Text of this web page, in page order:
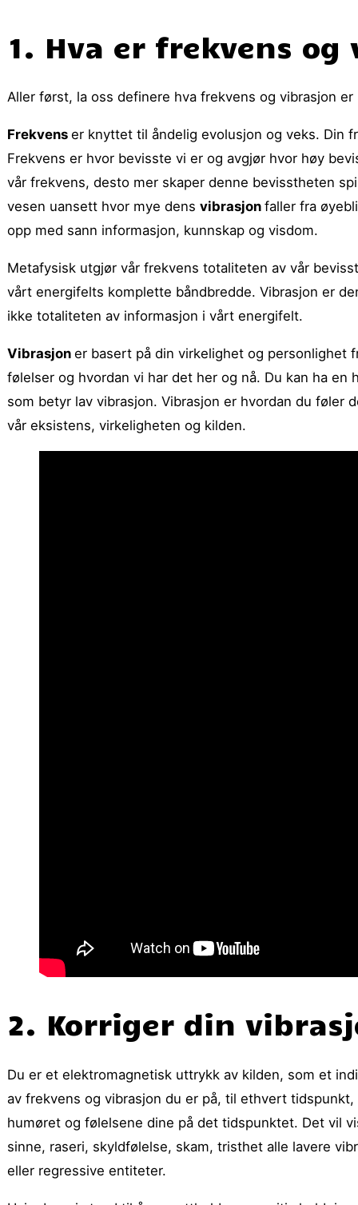
1. Hva er frekvens og
Aller først, la oss definere hva frekvens og vibrasjon
Frekvens er knyttet til åndelig evolusjon og veks. Din
Frekvens er hvor bevisste vi er og avgjør hvor høy
vår frekvens, desto mer skaper denne bevisstheten
vesen uansett hvor mye dens vibrasjon faller fra
opp med sann informasjon, kunnskap og visdom.
Metafysisk utgjør vår frekvens totaliteten av vår
vårt energifelts komplette båndbredde. Vibrasjon er
ikke totaliteten av informasjon i vårt energifelt.
Vibrasjon er basert på din virkelighet og personlighet
følelser og hvordan vi har det her og nå. Du kan ha
som betyr lav vibrasjon. Vibrasjon er hvordan du føler
vår eksistens, virkeligheten og kilden.
2. Korriger din
Du er et elektromagnetisk uttrykk av kilden, som et
av frekvens og vibrasjon du er på, til ethvert
humøret og følelsene dine på det tidspunktet. Det vil
sinne, raseri, skyldfølelse, skam, tristhet alle lavere
eller regressive entiteter.